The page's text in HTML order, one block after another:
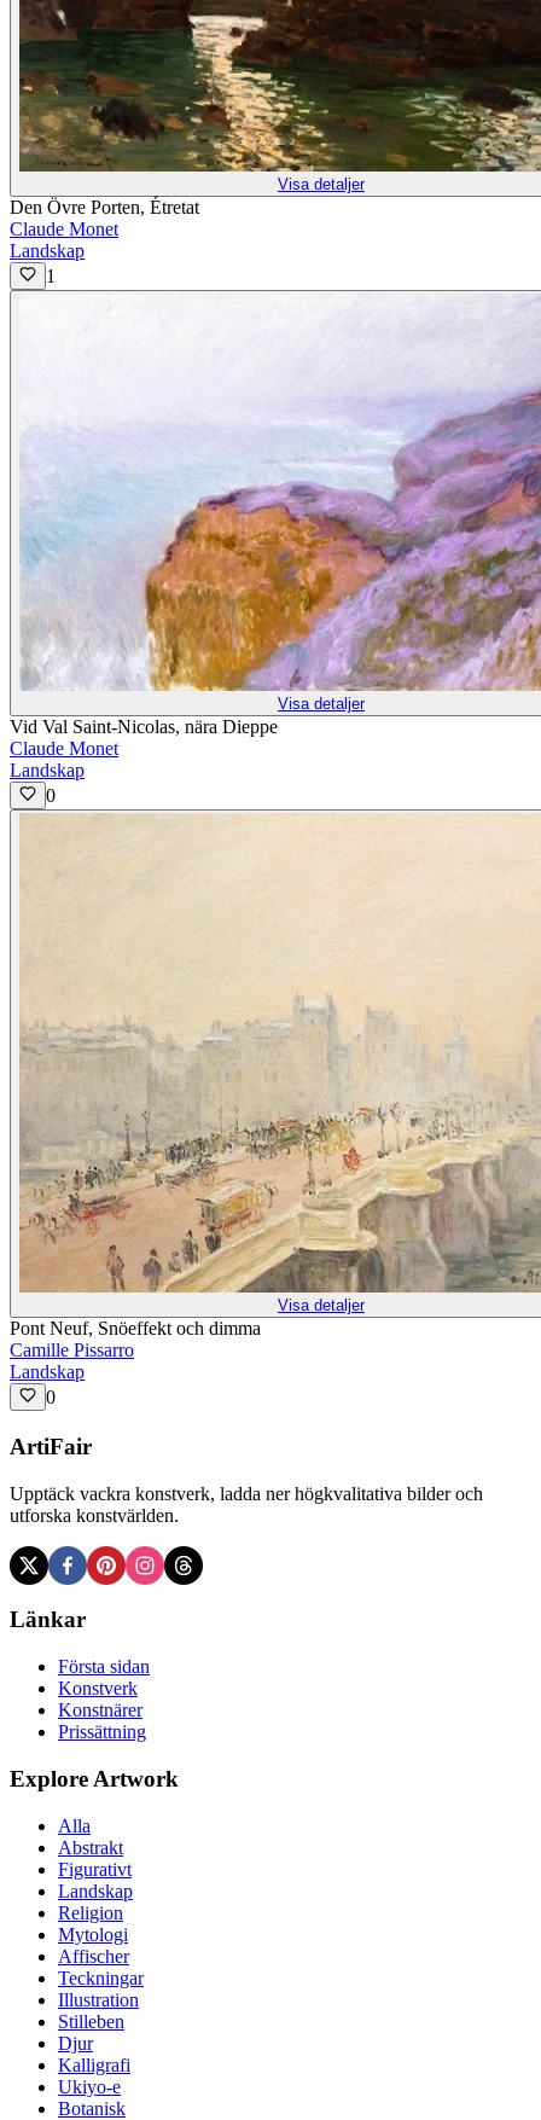
Visa detaljer
Den Övre Porten, Étretat
Claude Monet
Landskap
1
Visa detaljer
Vid Val Saint-Nicolas, nära Dieppe
Claude Monet
Landskap
0
Visa detaljer
Pont Neuf, Snöeffekt och dimma
Camille Pissarro
Landskap
0
ArtiFair
Upptäck vackra konstverk, ladda ner högkvalitativa bilder och
utforska konstvärlden.
Länkar
Första sidan
Konstverk
Konstnärer
Prissättning
Explore Artwork
Alla
Abstrakt
Figurativt
Landskap
Religion
Mytologi
Affischer
Teckningar
Illustration
Stilleben
Djur
Kalligrafi
Ukiyo-e
Botanisk